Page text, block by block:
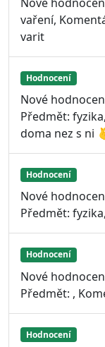
vaření,
varit
Hodnocení
Nové
Předmět:
doma nez s ni
Hodnocení
Nové
Předmět: fyzika,
Hodnocení
Nové
Předmět: ,
Hodnocení